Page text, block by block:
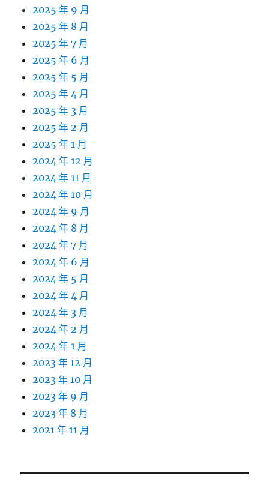
2025 年 9 月
2025 年 8 月
2025 年 7 月
2025 年 6 月
2025 年 5 月
2025 年 4 月
2025 年 3 月
2025 年 2 月
2025 年 1 月
2024 年 12 月
2024 年 11 月
2024 年 10 月
2024 年 9 月
2024 年 8 月
2024 年 7 月
2024 年 6 月
2024 年 5 月
2024 年 4 月
2024 年 3 月
2024 年 2 月
2024 年 1 月
2023 年 12 月
2023 年 10 月
2023 年 9 月
2023 年 8 月
2021 年 11 月